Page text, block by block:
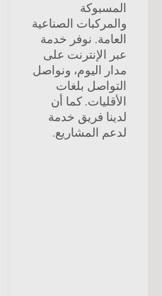
المسبوكة
والمركبات الصناعية
العامة. نوفر خدمة
عبر الإنترنت على
مدار اليوم، ونواصل
التواصل بلغات
الأقليات. كما أن
لدينا فريق خدمة
لدعم المشاريع.